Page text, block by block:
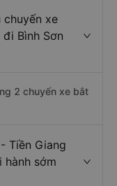
chuyến xe
Bình Sơn
2 chuyến xe bắt
Tiền Giang
hành sớm